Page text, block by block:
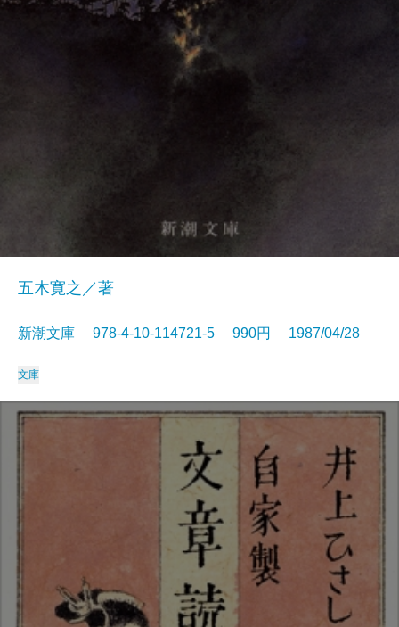
五木寛之／著
新潮文庫 978-4-10-114721-5 990円 1987/04/28
文庫